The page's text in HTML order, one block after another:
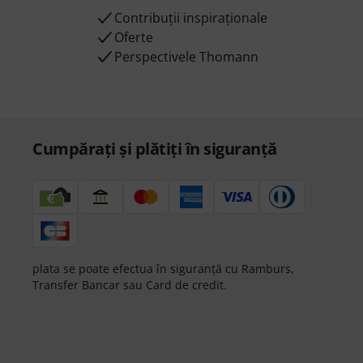
Contribuții inspiraționale
Oferte
Perspectivele Thomann
Cumpărați și plătiți în siguranță
plata se poate efectua în siguranță cu Ramburs,
Transfer Bancar sau Card de credit.